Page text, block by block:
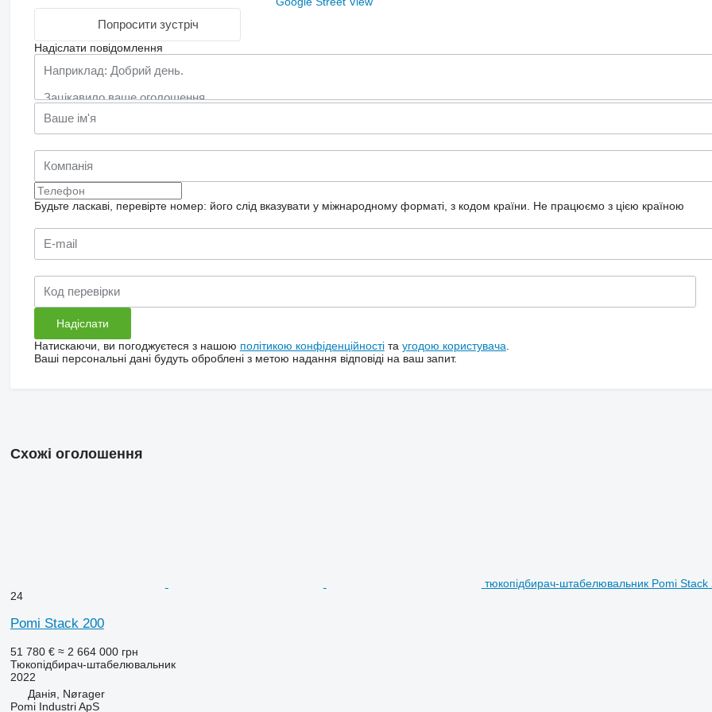
Попросити зустріч
Надіслати повідомлення
Будьте ласкаві, перевірте номер: його слід вказувати у міжнародному форматі, з кодом країни. Не працюємо з цією країною
Натискаючи, ви погоджуєтеся з нашою політикою конфіденційностіта угодою користувача
Ваші персональні дані будуть оброблені з метою надання відповіді на ваш запит.
Схожі оголошення
тюкопідбирач-штабелювальник Pomi Stack
24
Pomi Stack 200
51 780 € ≈ 2 664 000 грн
Тюкопідбирач-штабелювальник
2022
Данія, Nørager
Pomi Industri ApS